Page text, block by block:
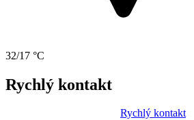
32/17 °C
Rychlý kontakt
Rychlý kontakt